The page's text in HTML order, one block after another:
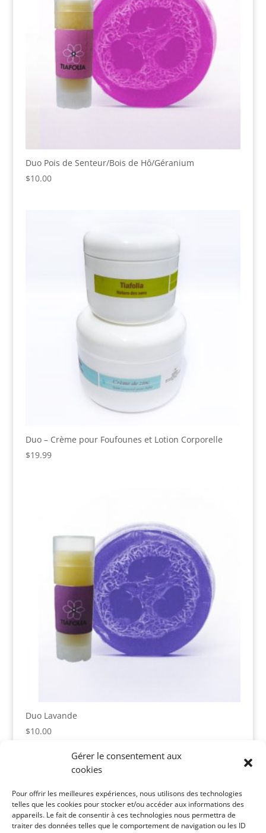
Gérer le consentement aux
cookies
Pour offrir les meilleures expériences, nous utilisons des technologies
telles que les cookies pour stocker et/ou accéder aux informations des
appareils. Le fait de consentir à ces technologies nous permettra de
traiter des données telles que le comportement de navigation ou les ID
Duo Pois de Senteur/Bois de Hô/Géranium
$10.00
Duo – Crème pour Foufounes et Lotion Corporelle
$19.99
Duo Lavande
$10.00
Votre panier est vide.
Catégories de produits